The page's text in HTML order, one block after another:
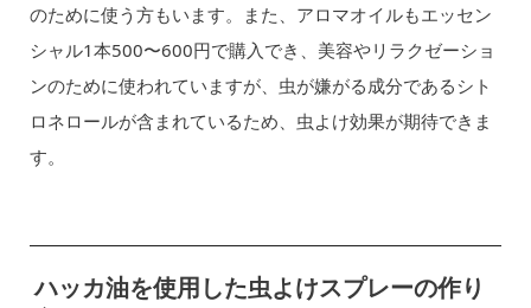
のために使う方もいます。また、アロマオイルもエッセン
シャル1本500〜600円で購入でき、美容やリラクゼーショ
ンのために使われていますが、虫が嫌がる成分であるシト
ロネロールが含まれているため、虫よけ効果が期待できま
す。
ハッカ油を使用した虫よけスプレーの作り